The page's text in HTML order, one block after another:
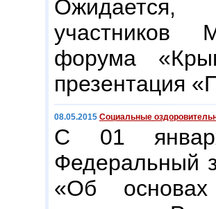
участников
форума
презентация
08.05.2015 Социальные
С 01
Федеральный
«Об основах